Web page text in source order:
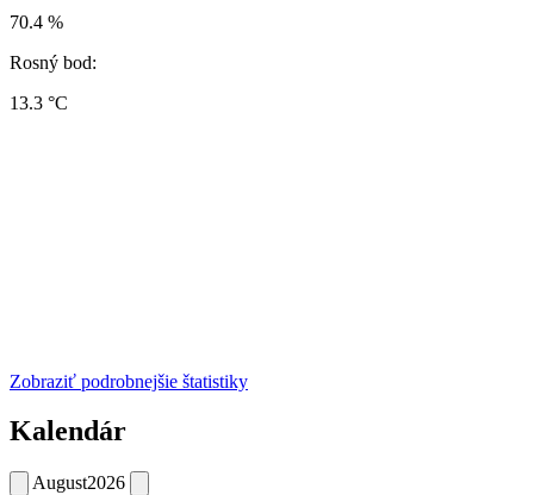
70.4 %
Rosný bod:
13.3 °C
Zobraziť podrobnejšie štatistiky
Kalendár
August2026